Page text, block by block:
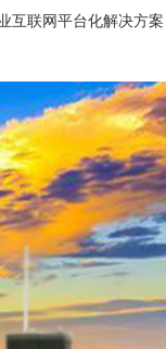
互联网平台化解决方